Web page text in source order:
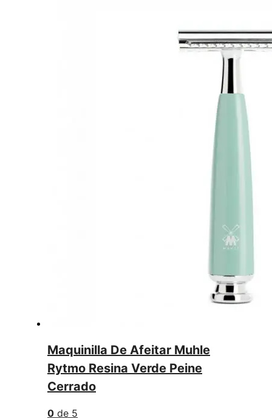
Maquinilla De Afeitar Muhle
Rytmo Resina Verde Peine
Cerrado
0 de 5